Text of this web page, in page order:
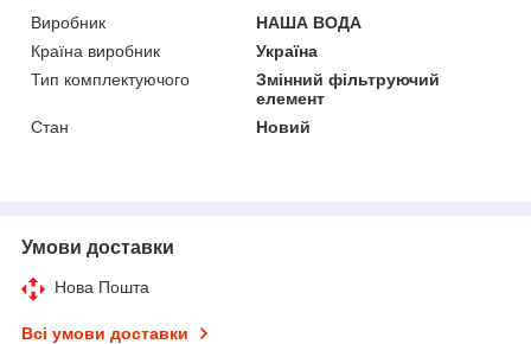
Виробник
НАША ВОДА
Країна виробник
Україна
Тип комплектуючого
Змінний фільтруючий
елемент
Стан
Новий
Умови доставки
Нова Пошта
Всі умови доставки